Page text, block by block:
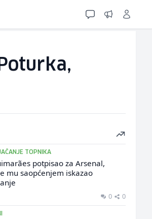
TOPNIKA
potpisao za Arsenal,
mu saopćenjem iskazao
0 0